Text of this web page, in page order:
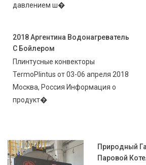
давлением ш�
2018 Аргентина Водонагреватель
С Бойлером
Плинтусные конвекторы
TermoPlintus от 03-06 апреля 2018
Москва, Россия Информация о
продукт�
Природный
Паровой